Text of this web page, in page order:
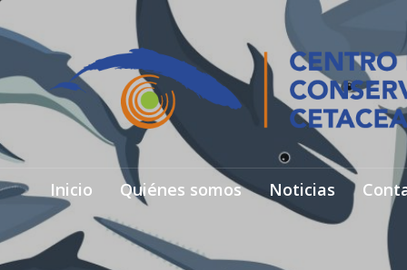
Inicio Quiénes somos Noticias